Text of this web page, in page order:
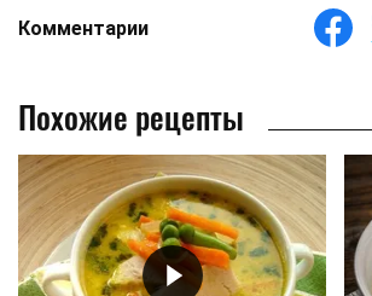
Комментарии
Похожие рецепты